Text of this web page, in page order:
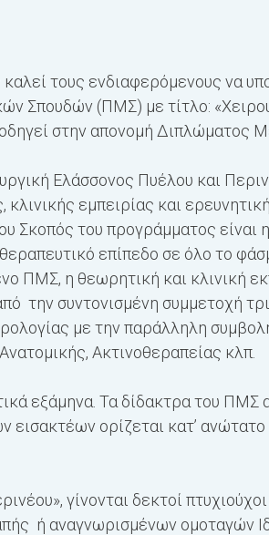
τους ενδιαφερόμενους να
Σπουδών (ΠΜΣ) με τίτλο:
στην απονομή Διπλώματος
Ελάσσονος Πυέλου και
εμπειρίας και
Σκοπός του προγράμματος είναι
επίπεδο σε όλο το
ΠΜΣ, η θεωρητική και κλινική
την συντονισμένη συμμετοχή
με την παράλληλη
Ακτινοθεραπείας κλπ.
εξάμηνα. Τα δίδακτρα του ΠΜΣ
ορίζεται κατ’ ανώτατο
γίνονται δεκτοί
ή αναγνωρισμένων ομοταγών